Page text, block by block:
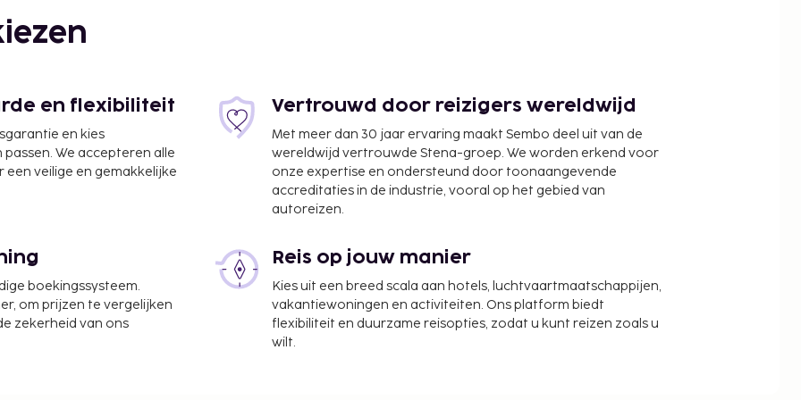
(SKG-
een snelle
een evenement in
en flexibiliteit
en kies
We accepteren alle
veilige en gemakkelijke
Vertrouwd door reizigers wereldwijd
Met meer dan 30 jaar ervaring maakt Sembo deel uit van de
wereldwijd vertrouwde Stena-groep. We worden erkend voor
onze expertise en ondersteund door toonaangevende
accreditaties in de industrie, vooral op het gebied van
autoreizen.
boekingssysteem.
om prijzen te vergelijken
zekerheid van ons
Reis op jouw manier
Kies uit een breed scala aan hotels, luchtvaartmaatschappijen,
vakantiewoningen en activiteiten. Ons platform biedt
flexibiliteit en duurzame reisopties, zodat u kunt reizen zoals u
wilt.